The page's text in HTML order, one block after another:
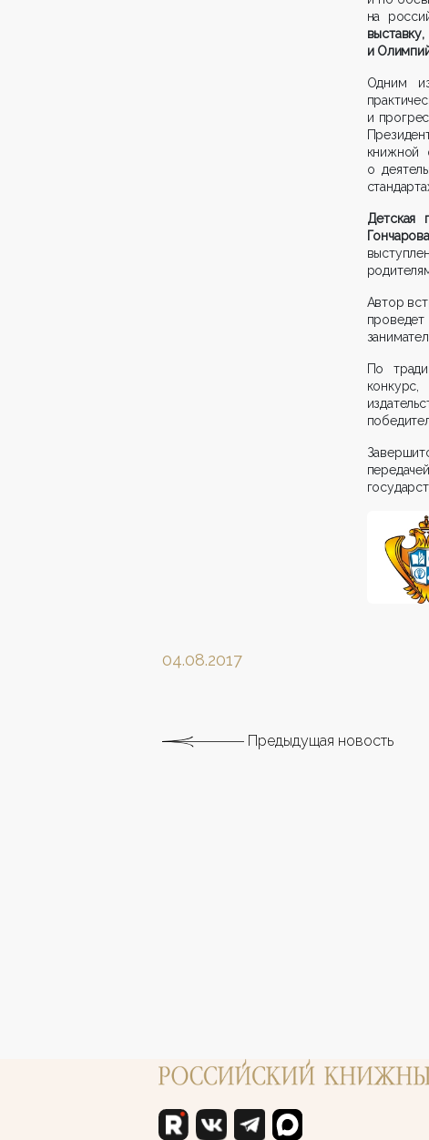
на
и
Одним
и
книжной
о
Детская
Гончарова
Автор
По
04.08.2017
Предыдущая новость